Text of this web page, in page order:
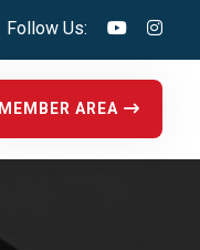
Follow Us:
MEMBER AREA